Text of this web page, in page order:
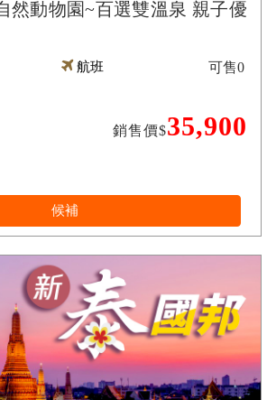
然動物園~百選雙溫泉 親子優
航班
銷售價$35,900
可售0
候補